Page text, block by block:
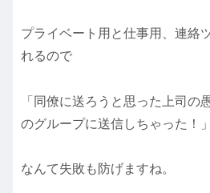
プライベート用と仕事用、連絡
れるので
「同僚に送ろうと思った上司の
のグループに送信しちゃった！」
なんて失敗も防げますね。